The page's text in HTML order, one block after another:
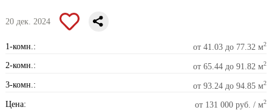
20 дек. 2024
1-комн.: от 41.03 до 77.32 м2
2-комн.: от 65.44 до 91.82 м2
3-комн.: от 93.24 до 94.85 м2
Цена: от 131 000 руб. / м2